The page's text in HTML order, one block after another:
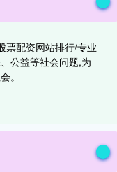
票配资网站排行/专业
公益等社会问题,为
。